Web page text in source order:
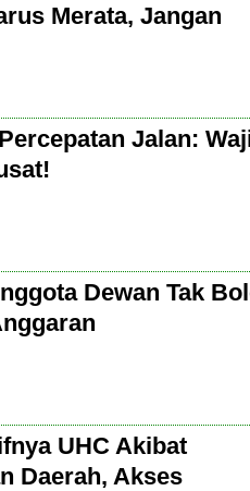
Merata, Jangan
Jalan:
Dewan Tak
UHC Akibat
Daerah, Akses